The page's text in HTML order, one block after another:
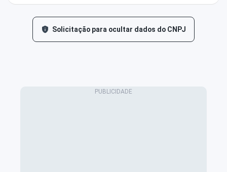
Solicitação para ocultar dados do CNPJ